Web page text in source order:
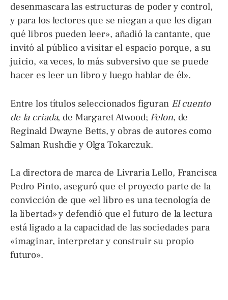
desenmascara las estructuras de poder y control,
y para los lectores que se niegan a que les digan
qué libros pueden leer», añadió la cantante, que
invitó al público a visitar el espacio porque, a su
juicio, «a veces, lo más subversivo que se puede
hacer es leer un libro y luego hablar de él».
Entre los títulos seleccionados figuranEl cuento
de la criada, de Margaret Atwood; Felon, de
Reginald Dwayne Betts, y obras de autores como
Salman Rushdie y Olga Tokarczuk.
La directora de marca de Livraria Lello, Francisca
Pedro Pinto, aseguró que el proyecto parte de la
convicción de que «el libro es una tecnología de
la libertad» y defendió que el futuro de la lectura
está ligado a la capacidad de las sociedades para
«imaginar, interpretar y construir su propio
futuro».